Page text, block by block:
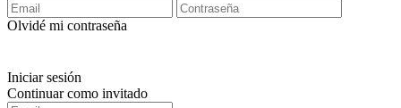
Olvidé mi contraseña
Iniciar sesión
Continuar como invitado